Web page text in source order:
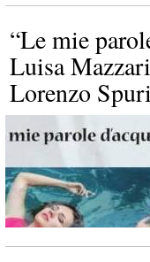
“Le mie
Luisa
Lorenzo